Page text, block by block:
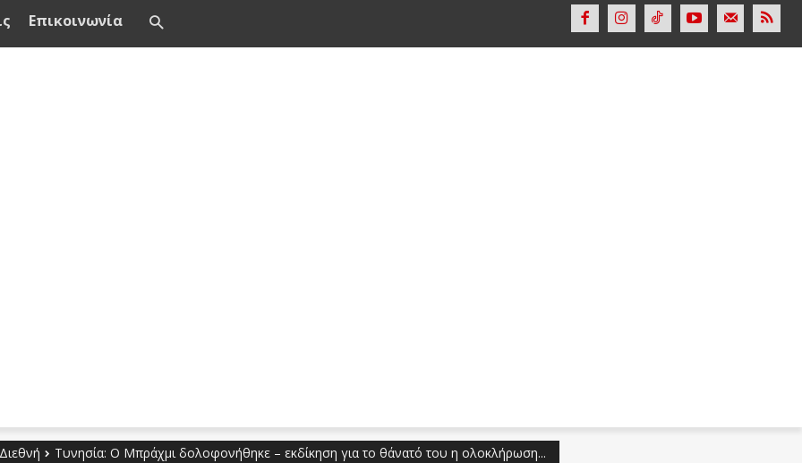
Επικοινωνία
Διεθνή Τυνησία: Ο Μπράχμι δολοφονήθηκε – εκδίκηση για το θάνατό του η ολοκλήρωση...